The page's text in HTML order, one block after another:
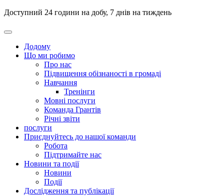
Доступний 24 години на добу, 7 днів на тиждень
Додому
Що ми робимо
Про нас
Підвищення обізнаності в громаді
Навчання
Тренінги
Мовні послуги
Команда Грантів
Річні звіти
послуги
Приєднуйтесь до нашої команди
Робота
Підтримайте нас
Новини та події
Новини
Події
Дослідження та публікації